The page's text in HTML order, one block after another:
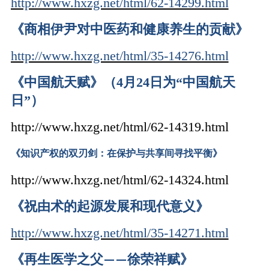
《商相伊尹对中医药和健康养生的贡献》
http://www.hxzg.net/html/35-14276.html
《中国航天赋》（4月24日为“中国航天
日”）
http://www.hxzg.net/html/62-14319.html
《知识产权的双刃剑：在保护与共享间寻找平衡》
http://www.hxzg.net/html/62-14324.html
《祝由术的起源发展和现代意义》
http://www.hxzg.net/html/35-14271.html
《再生医学之父——徐荣祥赋》